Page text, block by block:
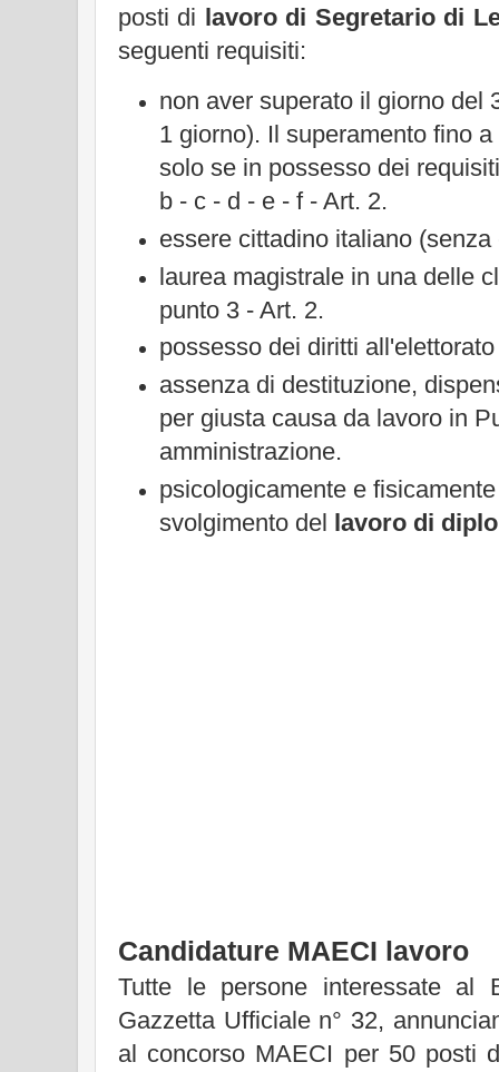
posti di lavoro di Segretario di
seguenti requisiti:
non aver superato il giorno del
1 giorno). Il superamento fino
solo se in possesso dei
b - c - d - e - f - Art. 2.
essere cittadino italiano
laurea magistrale in una delle
punto 3 - Art. 2.
possesso dei diritti
assenza di destituzione,
per giusta causa da lavoro in
amministrazione.
psicologicamente e
svolgimento del lavoro di
Candidature MAECI lavoro
Tutte le persone interessate al
Gazzetta Ufficiale n° 32,
al concorso MAECI per 50 posti